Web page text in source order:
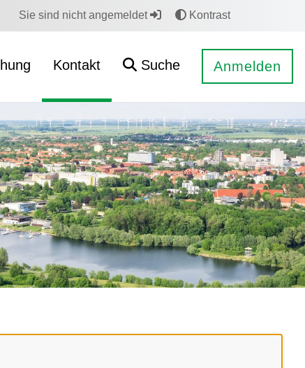
Sie sind nicht angemeldet Kontrast
Kontakt Suche Anmelden